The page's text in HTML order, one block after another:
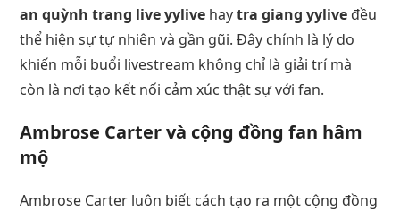
an quỳnh trang live yylive haytra giang yylive đều
thể hiện sự tự nhiên và gần gũi. Đây chính là lý do
khiến mỗi buổi livestream không chỉ là giải trí mà
còn là nơi tạo kết nối cảm xúc thật sự với fan.
Ambrose Carter và cộng đồng fan hâm
mộ
Ambrose Carter luôn biết cách tạo ra một cộng đồng